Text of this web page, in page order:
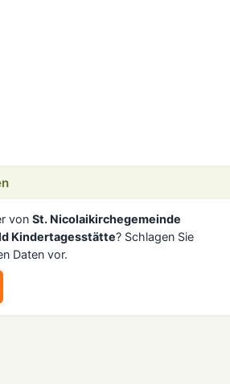
von St. Nicolaikirchegemeinde
Kindertagesstätte? Schlagen Sie
Daten vor.